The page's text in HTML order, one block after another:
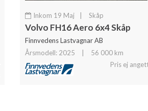
Inkom 19 Maj Skåp
Volvo FH16 Aero 6x4 Skåp
Finnvedens Lastvagnar AB
Årsmodell: 2025
56 000 km
Pris ej